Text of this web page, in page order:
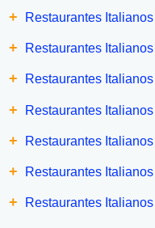
+ Restaurantes
+ Restaurantes
+ Restaurantes
+ Restaurantes
+ Restaurantes
+ Restaurantes
+ Restaurantes